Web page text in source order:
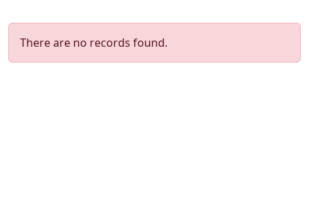
There are no records found.